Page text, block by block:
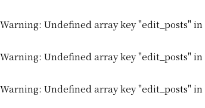
Warning: Undefined array key "edit_posts" in
Warning: Undefined array key "edit_posts" in
Warning: Undefined array key "edit_posts" in